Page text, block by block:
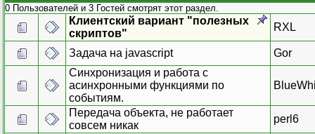
0 Пользователей и 3 Гостей смотрят этот раздел.
Клиентский вариант "полезных
скриптов"
RXL
Задача на javascript
Gor
Синхронизация и работа с
асинхронными функциями по
событиям.
Передача объекта, не работает
совсем никак
perl6